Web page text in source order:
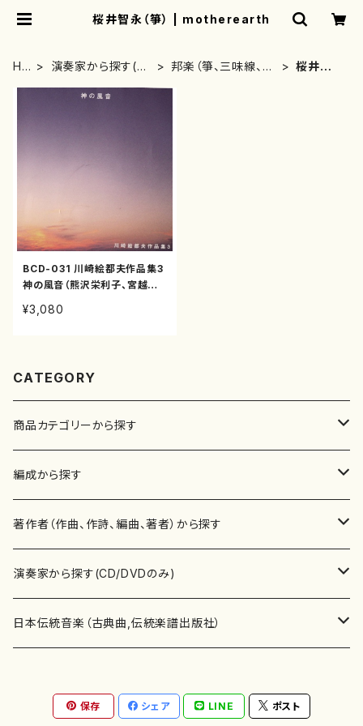
桜井智永（箏） | motherearth
HO
演奏家から探す(C
邦楽（箏、三味線、尺
桜井智
BCD-031 川崎絵都夫作品集3
神の風音（熊沢栄利子、宮越圭
¥3,080
CATEGORY
商品カテゴリーから探す
楽譜
書籍
書籍
テキストブック
CD・DVD
チケット
邦楽ジャーナル
レコード
編成から探す
邦楽器
箏・琴（ソロ）
箏・琴（合奏）
三味線（合奏）
合唱
混声合唱
男声合唱
歌・声
ピアノ（ソロ）
洋楽器（弦楽器）
著作者（作曲、作詩、編曲、著者）から探す
あ行
青木省三(アオキ ショウゾウ)
秋山健治(アキヤマ ケンジ）
か行
蔭山滸山(カゲヤマ キョザン)
斉藤松声(サイトウ ショウセイ)
演奏家から探す(CD/DVDのみ)
邦楽（箏、三味線、尺八等）演奏家
石川高（笙）
應和惠子（声楽・ソプラノ）
洋楽-鍵盤楽器（ピアノ、オルガン等）演奏家
日本伝統音楽（古典曲,伝統楽譜出版社）
宮城道雄（宮城宗家監修）
地歌箏曲（三絃古典楽譜）
保存 シェア LINE ポスト